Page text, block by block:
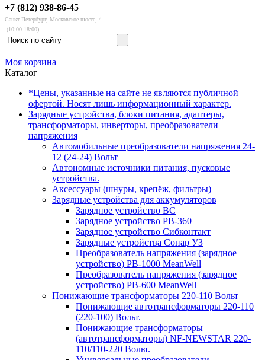
+7 (812) 938-86-45
Санкт-Петербург, Московское шоссе, 4
(10:00-18:00)
Моя корзина
Каталог
*Цены, указанные на сайте не являются публичной
офертой. Носят лишь информационный характер.
Зарядные устройства, блоки питания, адаптеры,
трансформаторы, инверторы, преобразователи
напряжения
Автомобильные преобразователи напряжения 24-
12 (24-24) Вольт
Автономные источники питания, пусковые
устройства.
Аксессуары (шнуры, крепёж, фильтры)
Зарядные устройства для аккумуляторов
Зарядное устройство BC
Зарядное устройство PB-360
Зарядное устройство Сибконтакт
Зарядные устройства Сонар УЗ
Преобразователь напряжения (зарядное
устройство) PB-1000 MeanWell
Преобразователь напряжения (зарядное
устройство) PB-600 MeanWell
Понижающие трансформаторы 220-110 Вольт
Понижающие автотрансформаторы 220-110
(220-100) Вольт.
Понижающие трансформаторы
(автотрансформаторы) NF-NEWSTAR 220-
110/110-220 Вольт.